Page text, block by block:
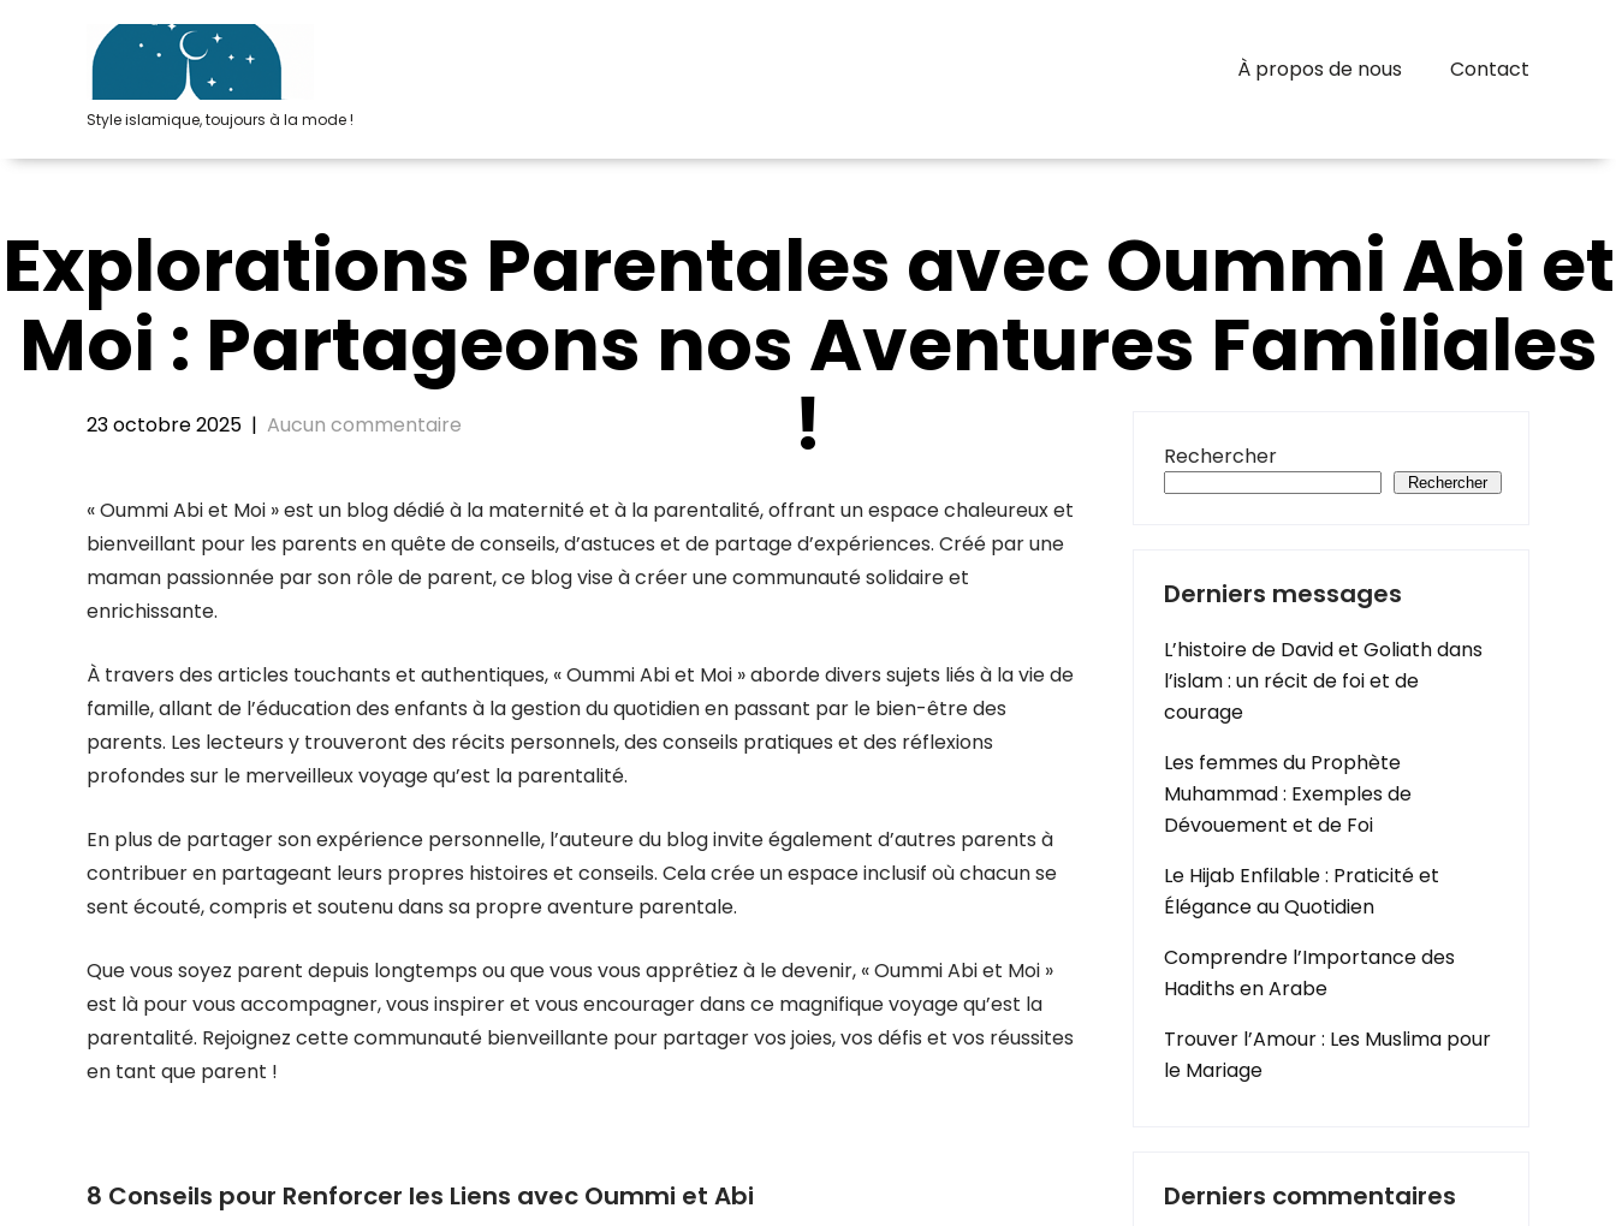
Style islamique, toujours à la mode !
À propos de nous Contact
Explorations Parentales avec Oummi Abi et
Moi : Partageons nos Aventures Familiales
!
23 octobre 2025 | Aucun commentaire
« Oummi Abi et Moi » est un blog dédié à la maternité et à la parentalité, offrant un espace chaleureux et
bienveillant pour les parents en quête de conseils, d’astuces et de partage d’expériences. Créé par une
maman passionnée par son rôle de parent, ce blog vise à créer une communauté solidaire et
enrichissante.
À travers des articles touchants et authentiques, « Oummi Abi et Moi » aborde divers sujets liés à la vie de
famille, allant de l’éducation des enfants à la gestion du quotidien en passant par le bien-être des
parents. Les lecteurs y trouveront des récits personnels, des conseils pratiques et des réflexions
profondes sur le merveilleux voyage qu’est la parentalité.
En plus de partager son expérience personnelle, l’auteure du blog invite également d’autres parents à
contribuer en partageant leurs propres histoires et conseils. Cela crée un espace inclusif où chacun se
sent écouté, compris et soutenu dans sa propre aventure parentale.
Que vous soyez parent depuis longtemps ou que vous vous apprêtiez à le devenir, « Oummi Abi et Moi »
est là pour vous accompagner, vous inspirer et vous encourager dans ce magnifique voyage qu’est la
parentalité. Rejoignez cette communauté bienveillante pour partager vos joies, vos défis et vos réussites
en tant que parent !
8 Conseils pour Renforcer les Liens avec Oummi et Abi
Rechercher
Rechercher
Derniers messages
L’histoire de David et Goliath dans
l’islam : un récit de foi et de
courage
Les femmes du Prophète
Muhammad : Exemples de
Dévouement et de Foi
Le Hijab Enfilable : Praticité et
Élégance au Quotidien
Comprendre l’Importance des
Hadiths en Arabe
Trouver l’Amour : Les Muslima pour
le Mariage
Derniers commentaires